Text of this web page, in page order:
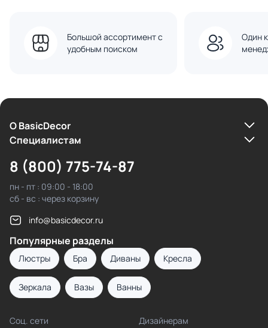
Большой ассортимент с
удобным поиском
Один
О BasicDecor
Cпециалистам
8 (800) 775-74-87
пн - пт : 09:00 - 18:00
сб - вс : через корзину
info@basicdecor.ru
Популярные разделы
Люстры Бра Диваны Кресла
Зеркала Вазы Ванны
Соц. сети Дизайнерам